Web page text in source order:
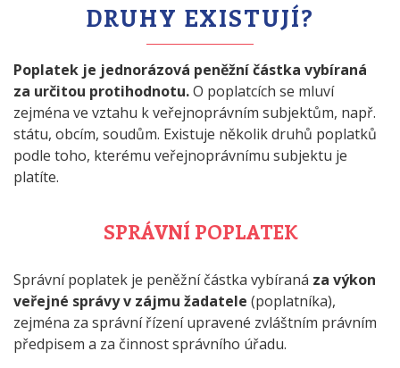
DRUHY EXISTUJÍ?
Poplatek je jednorázová peněžní částka vybíraná
za určitou protihodnotu.O poplatcích se mluví
zejména ve vztahu k veřejnoprávním subjektům, např.
státu, obcím, soudům. Existuje několik druhů poplatků
podle toho, kterému veřejnoprávnímu subjektu je
platíte.
SPRÁVNÍ POPLATEK
Správní poplatek je peněžní částka vybíraná za výkon
veřejné správy v zájmu žadatele (poplatníka),
zejména za správní řízení upravené zvláštním právním
předpisem a za činnost správního úřadu.